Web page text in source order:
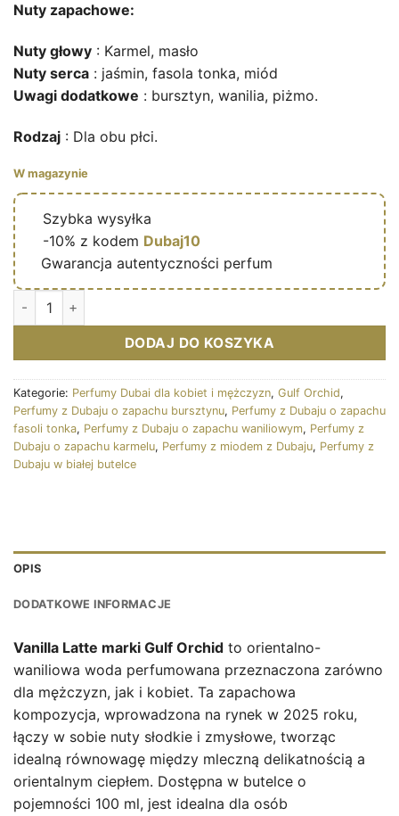
Nuty zapachowe:
Nuty głowy : Karmel, masło
Nuty serca : jaśmin, fasola tonka, miód
Uwagi dodatkowe : bursztyn, wanilia, piżmo.
Rodzaj : Dla obu płci.
W magazynie
Szybka wysyłka
-10% z kodem Dubaj10
Gwarancja autentyczności perfum
Ilość Vanilla Latte - Eau de parfum mixte (flacon blanc 100
DODAJ DO KOSZYKA
Kategorie: Perfumy Dubai dla kobiet i mężczyzn, Gulf Orchid,
Perfumy z Dubaju o zapachu bursztynu, Perfumy z Dubaju o zapachu
fasoli tonka, Perfumy z Dubaju o zapachu waniliowym, Perfumy z
Dubaju o zapachu karmelu, Perfumy z miodem z Dubaju, Perfumy z
Dubaju w białej butelce
OPIS
DODATKOWE INFORMACJE
Vanilla Latte marki Gulf Orchid to orientalno-
waniliowa woda perfumowana przeznaczona zarówno
dla mężczyzn, jak i kobiet. Ta zapachowa
kompozycja, wprowadzona na rynek w 2025 roku,
łączy w sobie nuty słodkie i zmysłowe, tworząc
idealną równowagę między mleczną delikatnością a
orientalnym ciepłem. Dostępna w butelce o
pojemności 100 ml, jest idealna dla osób